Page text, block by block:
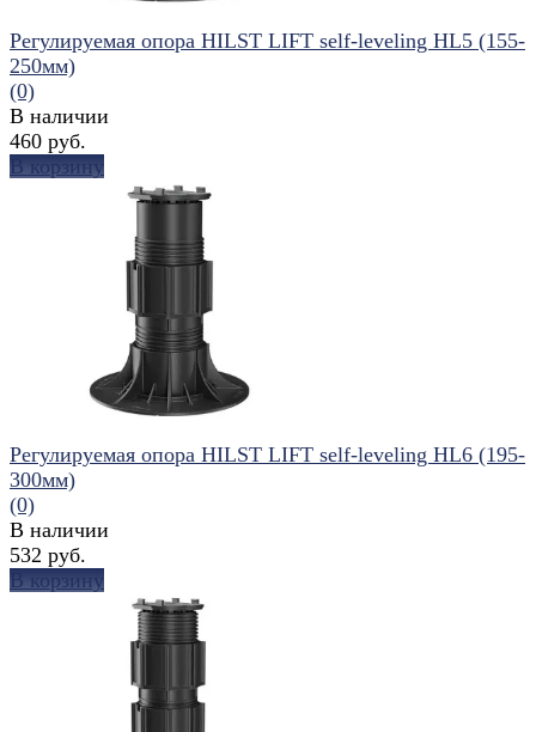
сравнить
Регулируемая опора HILST LIFT self-leveling HL5 (155-
250мм)
(0)
В наличии
460 руб.
В корзину
сравнить
Регулируемая опора HILST LIFT self-leveling HL6 (195-
300мм)
(0)
В наличии
532 руб.
В корзину